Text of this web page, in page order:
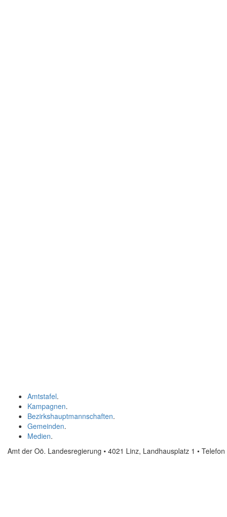
Amtstafel.
Kampagnen.
Bezirkshauptmannschaften.
Gemeinden.
Medien.
Amt der Oö. Landesregierung • 4021 Linz, Landhausplatz 1 • Telefon